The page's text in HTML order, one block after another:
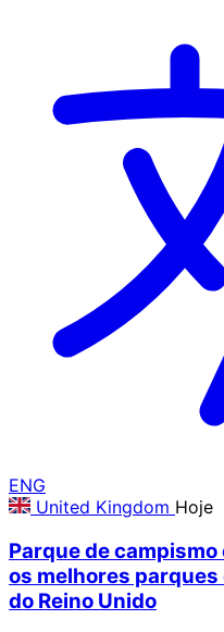
ENG
United Kingdom Hoje
Parque de
os melhores
do Reino Unido